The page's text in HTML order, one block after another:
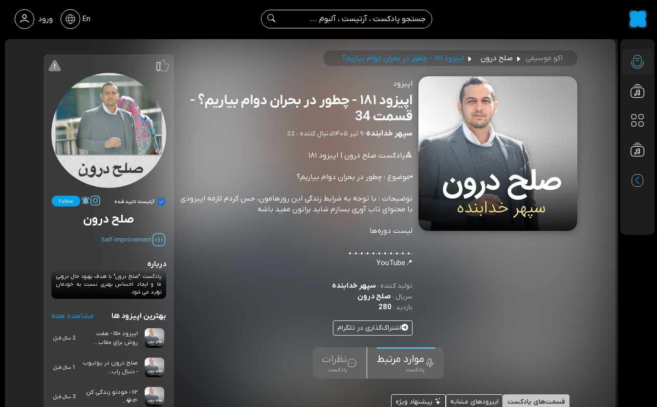
ورود En
اکو موسیقی صلح درون اپیزود ۱۸۱ - چطور در بحران دوام بیاریم؟
اپیزود
اپیزود ۱۸۱ - چطور در بحران دوام بیاریم؟ -
قسمت 34
سپهر خدابنده-۹ تیر ۱۴۰۵ |22 : دنبال کننده
🔺پادكست صلح درون | اپيزود ۱۸۱
▪️موضوع : چطور در بحران دوام بیاریم؟
توضيحات :⁨ با توجه به شرایط زندگی این روزهامون، حس کردم لازمه اپیزودی
با محتوای تاب آوری بسازم شاید براتون مفید باشه
لیست دوره‌ها
.•.•.•.•.•.•.•.•.•.•.•
📍YouTube
تولید کننده :سپهر خدابنده
سریال : صلح درون
بازدید : 280
اشتراک‌گذاری در تلگرام
موارد مرتبط
پادکست
نظرات
پادکست
قسمت‌های پادکست اپیزودهای مشابه پیشنهاد ویژه
آرتیست تایید شده
صلح درون
Self-improvement
درباره
پادكست "صلح درون" با هدف بهبود حال درونى
ما و ايجاد احساس بهترى نسبت به خودمان
توليد مى شود.
بهترین اپیزود ها مشاهده همه
اپیزود ۱۵۰ - هفت
روش برای مقاب...
2 سال قبل
صلح درون در یوتیوب
- دنبال راب...
1 سال قبل
١١٢ - خودتو زندگى كن
🌱💎...
3 سال قبل